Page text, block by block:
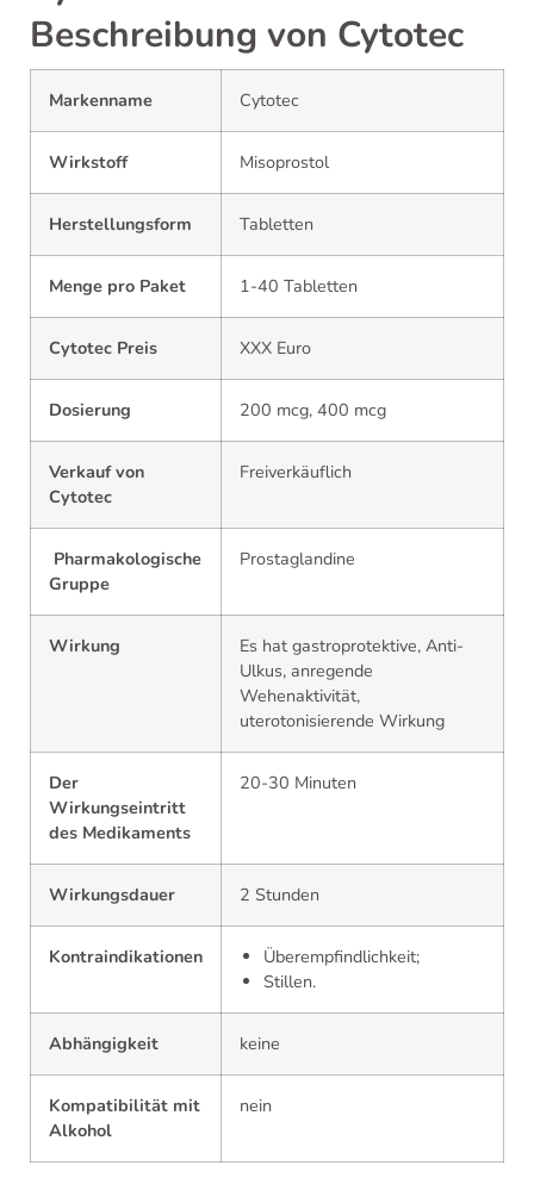
Beschreibung von Cytotec
Markenname Cytotec
Wirkstoff Misoprostol
Herstellungsform Tabletten
Menge pro Paket 1-40 Tabletten
Cytotec Preis XXX Euro
Dosierung 200 mcg, 400 mcg
Verkauf von
Cytotec
Freiverkäuflich
Pharmakologische
Gruppe
Prostaglandine
Wirkung
Es hat gastroprotektive, Anti-
Ulkus, anregende
Wehenaktivität,
uterotonisierende Wirkung
Der
Wirkungseintritt
des Medikaments
20-30 Minuten
Wirkungsdauer 2 Stunden
Kontraindikationen
Überempfindlichkeit;
Stillen.
Abhängigkeit keine
Kompatibilität mit
Alkohol
nein